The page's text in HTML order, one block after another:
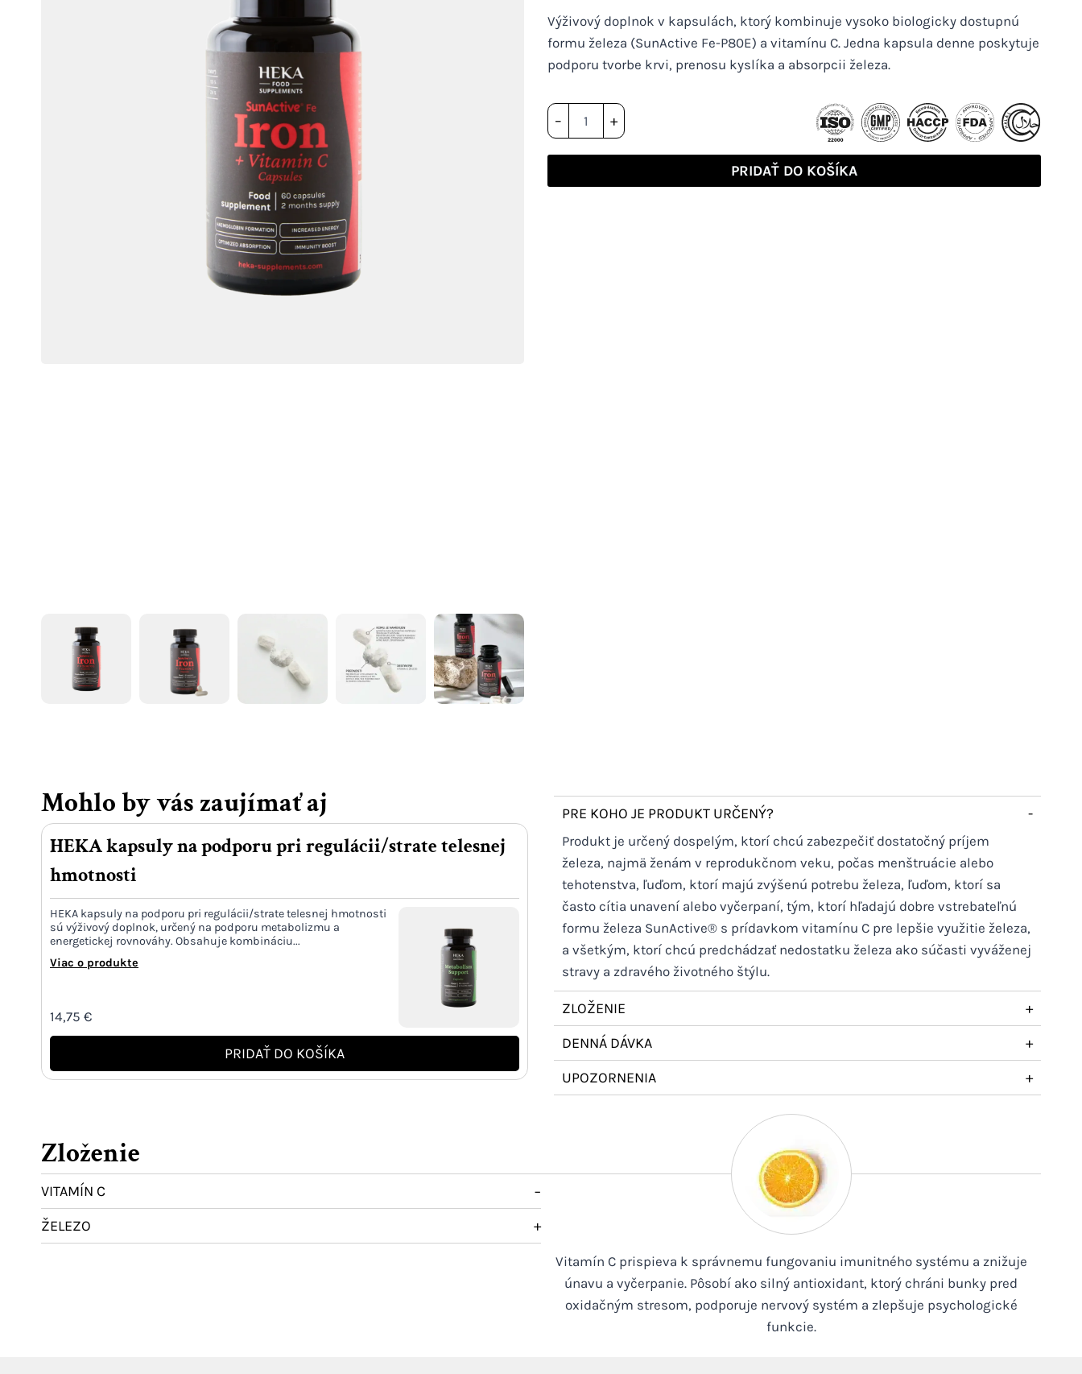
Výživový doplnok v kapsulách, ktorý kombinuje vysoko biologicky dostupnú
formu železa (SunActive Fe-P80E) a vitamínu C. Jedna kapsula denne poskytuje
podporu tvorbe krvi, prenosu kyslíka a absorpcii železa.
–
množstvo
HEKA
železo
+
PRIDAŤ DO KOŠÍKA
Mohlo by vás zaujímať aj
HEKA kapsuly na podporu pri regulácii/strate telesnej
hmotnosti
HEKA kapsuly na podporu pri regulácii/strate telesnej hmotnosti
sú výživový doplnok, určený na podporu metabolizmu a
energetickej rovnováhy. Obsahuje kombináciu...
Viac o produkte
14,75 €
PRIDAŤ DO KOŠÍKA
PRE KOHO JE PRODUKT URČENÝ? -
Produkt je určený dospelým, ktorí chcú zabezpečiť dostatočný príjem
železa, najmä ženám v reprodukčnom veku, počas menštruácie alebo
tehotenstva, ľuďom, ktorí majú zvýšenú potrebu železa, ľuďom, ktorí sa
často cítia unavení alebo vyčerpaní, tým, ktorí hľadajú dobre vstrebateľnú
formu železa SunActive® s prídavkom vitamínu C pre lepšie využitie železa,
a všetkým, ktorí chcú predchádzať nedostatku železa ako súčasti vyváženej
stravy a zdravého životného štýlu.
ZLOŽENIE
+
DENNÁ DÁVKA
+
UPOZORNENIA
+
Zloženie
VITAMÍN C
−
ŽELEZO
+
Vitamín C prispieva k správnemu fungovaniu imunitného systému a znižuje
únavu a vyčerpanie. Pôsobí ako silný antioxidant, ktorý chráni bunky pred
oxidačným stresom, podporuje nervový systém a zlepšuje psychologické
funkcie.